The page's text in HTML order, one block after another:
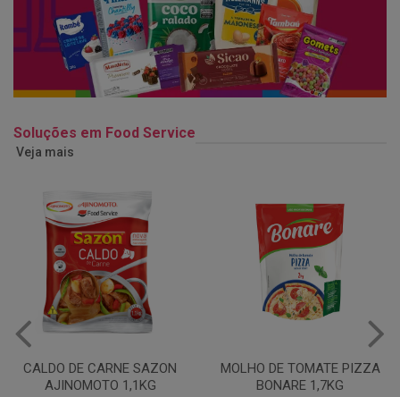
Soluções em Food Service
Veja mais
MOLHO DE TOMATE PIZZA
BONARE 1,7KG
MARGARINA USO
PROFISSIONAL 80% CUKIN